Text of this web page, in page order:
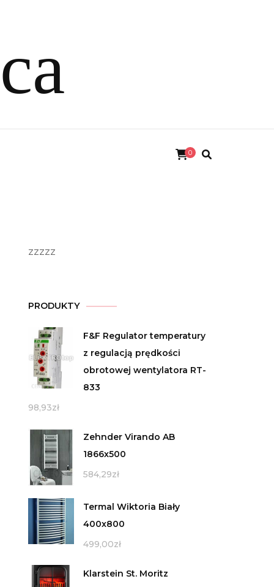
0
zzzzz
PRODUKTY
F&F Regulator temperatury
z regulacją prędkości
obrotowej wentylatora RT-
833
98,93zł
Zehnder Virando AB
1866x500
584,29zł
Termal Wiktoria Biały
400x800
499,00zł
Klarstein St. Moritz